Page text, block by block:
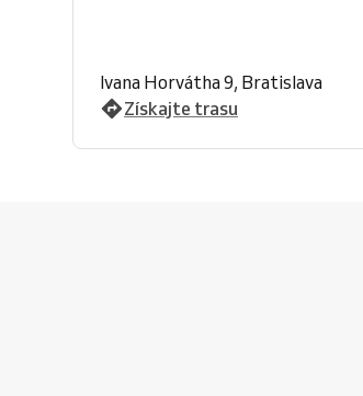
Ivana Horvátha 9, Bratislava
Získajte trasu